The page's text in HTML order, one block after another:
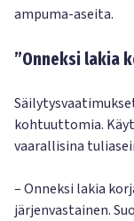
ampuma-aseita.
”Onneksi lakia
kohtuuttomia.
vaarallisina
– Onneksi lakia
järjenvastainen.